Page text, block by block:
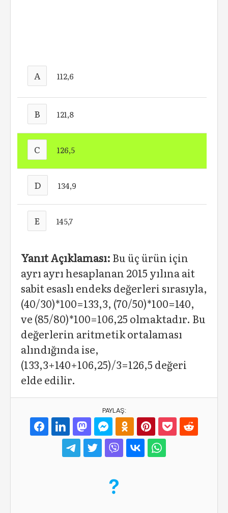
A 112,6
B 121,8
C 126,5
D 134,9
E 145,7
Yanıt Açıklaması: Bu üç ürün için
ayrı ayrı hesaplanan 2015 yılına ait
sabit esaslı endeks değerleri sırasıyla,
(40/30)*100=133,3, (70/50)*100=140,
ve (85/80)*100=106,25 olmaktadır. Bu
değerlerin aritmetik ortalaması
alındığında ise,
(133,3+140+106,25)/3=126,5 değeri
elde edilir.
PAYLAŞ: